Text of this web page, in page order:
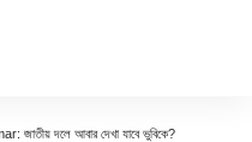
দলে আবার দেখা যাবে ভুবিকে?